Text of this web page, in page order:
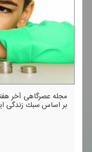
مجله عصرگاهی آخر
بر اساس سبك زندگی